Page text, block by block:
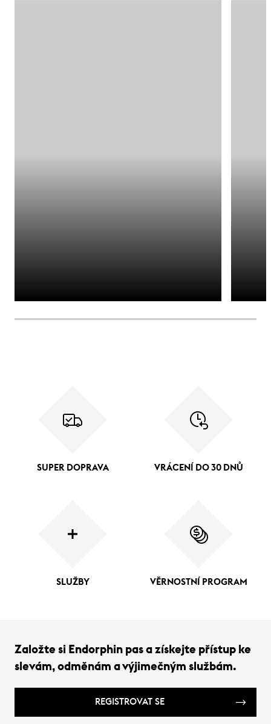
SUPER DOPRAVA VRÁCENÍ DO 30 DNŮ
SLUŽBY VĚRNOSTNÍ PROGRAM
Založte si Endorphin pas a získejte přístup ke
slevám, odměnám a výjimečným službám.
REGISTROVAT SE